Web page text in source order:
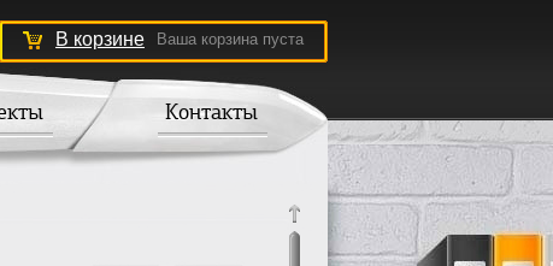
В корзине Ваша корзина пуста
Контакты